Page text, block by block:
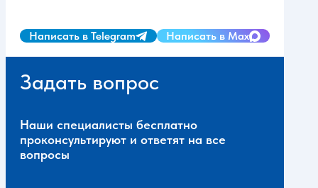
Написать в Telegram Написать в Max
Задать вопрос
Наши специалисты бесплатно
проконсультируют и ответят на все
вопросы